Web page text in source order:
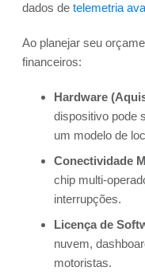
dados de telemetria
Ao planejar seu
financeiros:
Hardware
dispositivo pode
um modelo de
Conectividade
chip multi-
interrupções.
Licença de
nuvem,
motoristas.